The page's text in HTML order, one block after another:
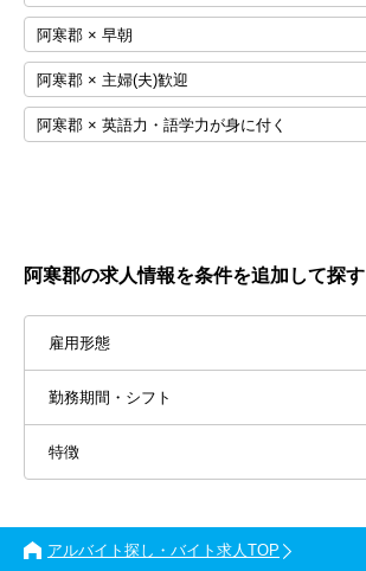
阿寒郡 × 早朝
阿寒郡 × 主婦(夫)歓迎
阿寒郡 × 英語力・語学力が身に付く
阿寒郡の求人情報を条件を追加して探す
雇用形態
勤務期間・シフト
特徴
アルバイト探し・バイト求人TOP